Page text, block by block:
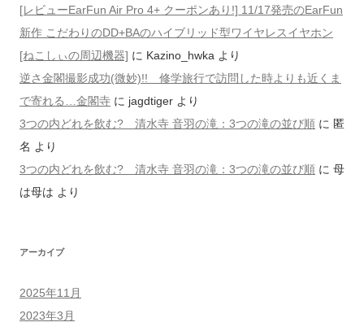
[レビューEarFun Air Pro 4+ クーポンあり!] 11/17発売のEarFun
新作 こだわりのDD+BAのハイブリッド型ワイヤレスイヤホン
[ねこしぃの周辺機器] に Kazino_hwka より
逆さ金閣撮影成功(微妙)!! 修学旅行で訪問した時よりも近くま
で寄れる…金閣寺 に jagdtiger より
3つの内どれを飲む? 清水寺 音羽の滝：3つの滝の並び順 に 匿
名 より
3つの内どれを飲む? 清水寺 音羽の滝：3つの滝の並び順 に 母
は母は より
アーカイブ
2025年11月
2023年3月